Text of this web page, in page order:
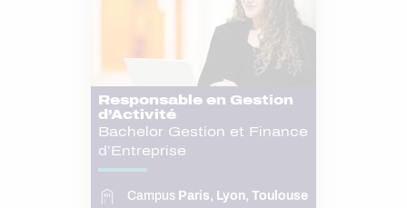
Responsable en Gestion
d’Activité
Bachelor Gestion et Finance
d’Entreprise
Campus Paris, Lyon, Toulouse